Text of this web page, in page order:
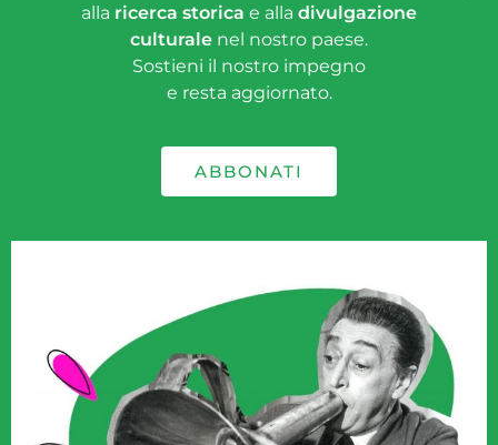
alla ricerca storica e alla divulgazione
culturale nel nostro paese.
Sostieni il nostro impegno
e resta aggiornato.
ABBONATI